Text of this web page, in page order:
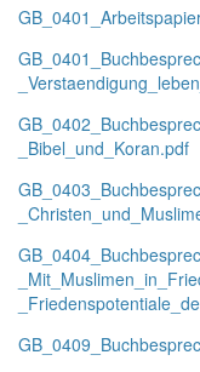
_Bibel_und_Koran.pdf